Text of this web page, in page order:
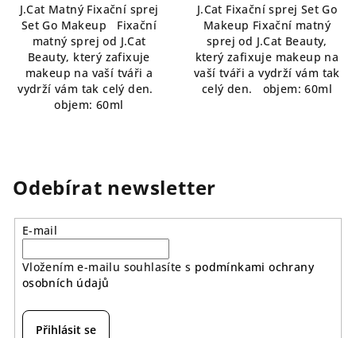
z
5
hvězdiček.
J.Cat Matný Fixační sprej
Set Go Makeup Fixační
matný sprej od J.Cat
Beauty, který zafixuje
makeup na vaší tváři a
vydrží vám tak celý den.
objem: 60ml
z
5
hvězdiček.
J.Cat Fixační sprej Set Go
Makeup Fixační matný
sprej od J.Cat Beauty,
který zafixuje makeup na
vaší tváři a vydrží vám tak
celý den. objem: 60ml
Odebírat newsletter
E-mail
Vložením e-mailu souhlasíte s podmínkami ochrany
osobních údajů
Přihlásit se